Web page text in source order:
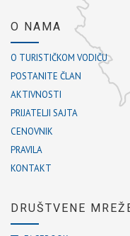
O NAMA
O TURISTIČKOM VODIČU
POSTANITE ČLAN
AKTIVNOSTI
PRIJATELJI SAJTA
CENOVNIK
PRAVILA
KONTAKT
DRUŠTVENE